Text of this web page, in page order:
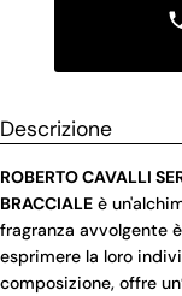
Descrizione
ROBERTO CAVALLI
BRACCIALE è
fragranza avvolgente
esprimere la loro
composizione, offre